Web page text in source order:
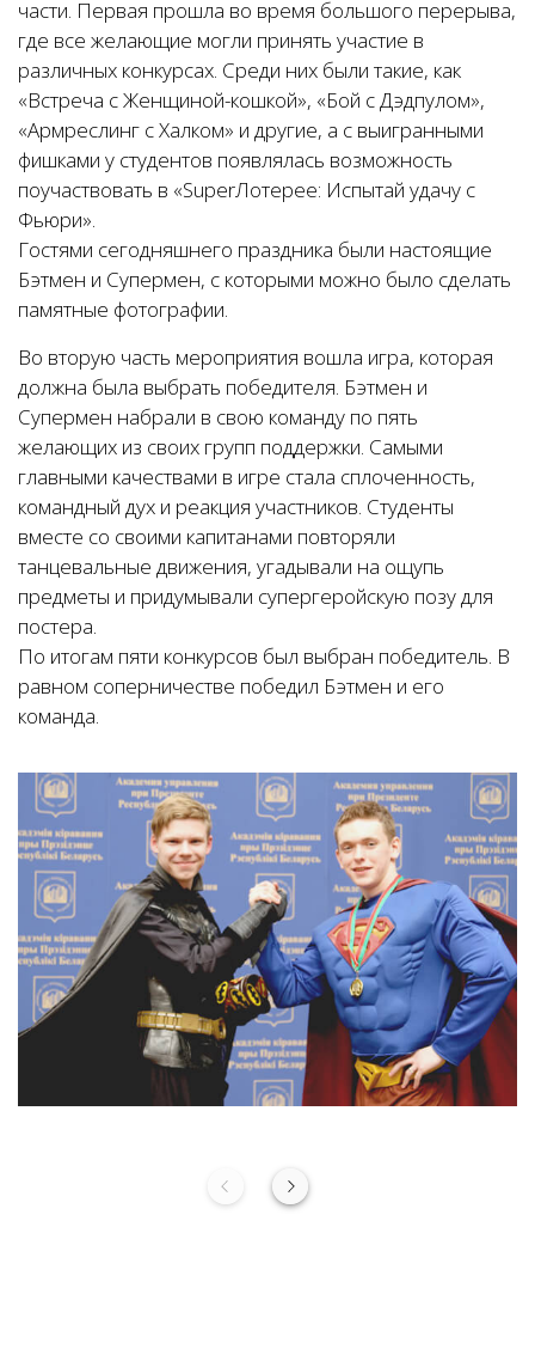
части. Первая прошла во время большого перерыва,
где все желающие могли принять участие в
различных конкурсах. Среди них были такие, как
«Встреча с Женщиной-кошкой», «Бой с Дэдпулом»,
«Армреслинг с Халком» и другие, а с выигранными
фишками у студентов появлялась возможность
поучаствовать в «SuperЛотерее: Испытай удачу с
Фьюри».
Гостями сегодняшнего праздника были настоящие
Бэтмен и Супермен, с которыми можно было сделать
памятные фотографии.
Во вторую часть мероприятия вошла игра, которая
должна была выбрать победителя. Бэтмен и
Супермен набрали в свою команду по пять
желающих из своих групп поддержки. Самыми
главными качествами в игре стала сплоченность,
командный дух и реакция участников. Студенты
вместе со своими капитанами повторяли
танцевальные движения, угадывали на ощупь
предметы и придумывали супергеройскую позу для
постера.
По итогам пяти конкурсов был выбран победитель. В
равном соперничестве победил Бэтмен и его
команда.